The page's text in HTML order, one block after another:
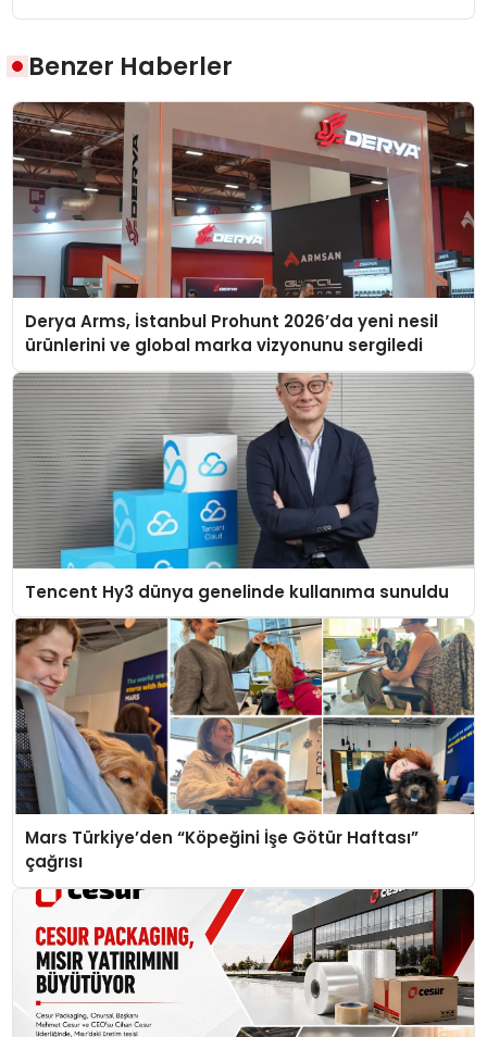
Benzer Haberler
Derya Arms, İstanbul Prohunt 2026’da yeni nesil
ürünlerini ve global marka vizyonunu sergiledi
Tencent Hy3 dünya genelinde kullanıma sunuldu
Mars Türkiye’den “Köpeğini İşe Götür Haftası”
çağrısı